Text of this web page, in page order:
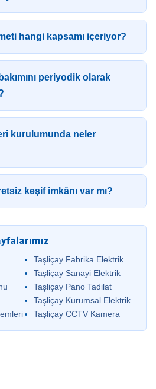
hangi kapsamı içeriyor?
periyodik olarak
kurulumunda neler
keşif imkânı var mı?
Taşliçay Fabrika Elektrik
Taşliçay Sanayi Elektrik
Taşliçay Pano Tadilat
Taşliçay Kurumsal Elektrik
Taşliçay CCTV Kamera